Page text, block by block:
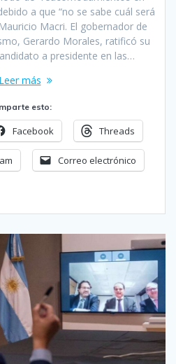
a que “no se sabe cuál será
Macri. El gobernador de
Gerardo Morales, ratificó su
a presidente en las…
Leer más
esto:
Facebook Threads
Correo electrónico